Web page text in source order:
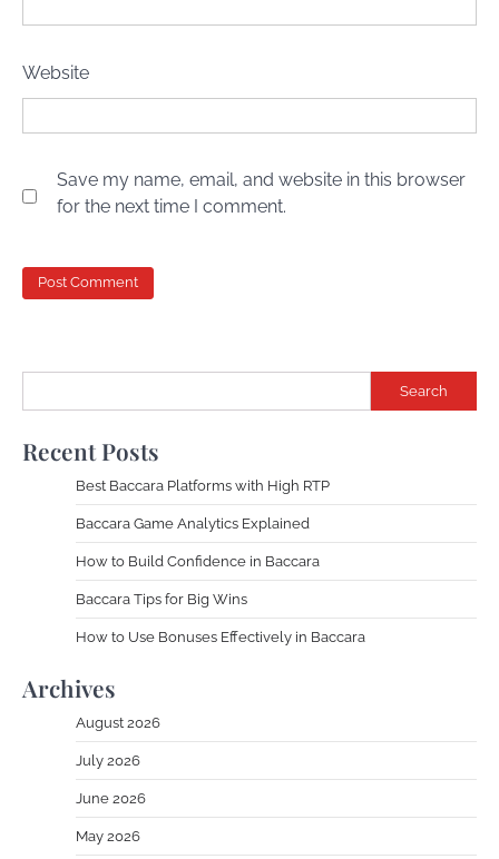
Website
Save my name, email, and website in this browser
for the next time I comment.
Search
Recent Posts
Best Baccara Platforms with High RTP
Baccara Game Analytics Explained
How to Build Confidence in Baccara
Baccara Tips for Big Wins
How to Use Bonuses Effectively in Baccara
Archives
August 2026
July 2026
June 2026
May 2026